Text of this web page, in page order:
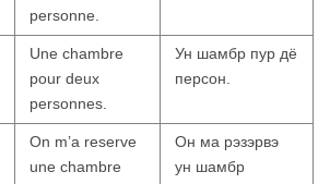
personne.
Une chambre
pour deux
personnes.
Ун шамбр пур дё
персон.
On m’a reserve
une chambre
Он ма рэзэрвэ
ун шамбр